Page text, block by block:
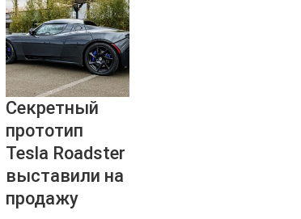
Секретный
прототип
Tesla Roadster
выставили на
продажу